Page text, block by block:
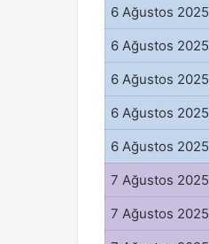
6 Ağustos 2025
6 Ağustos 2025
6 Ağustos 2025
6 Ağustos 2025
6 Ağustos 2025
7 Ağustos 2025
7 Ağustos 2025